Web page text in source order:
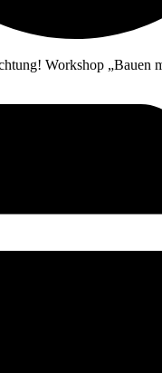
Work­shop „Bau­en